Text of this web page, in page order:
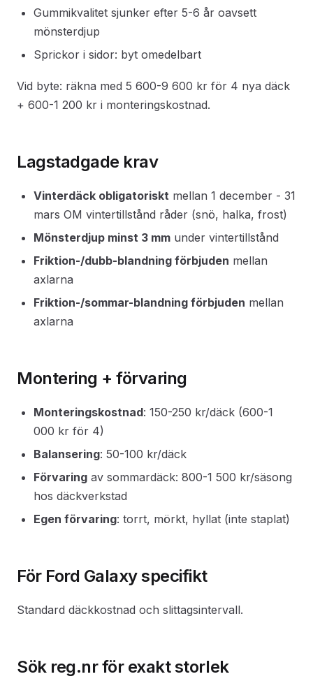
Gummikvalitet sjunker efter 5-6 år oavsett
mönsterdjup
Sprickor i sidor: byt omedelbart
Vid byte: räkna med 5 600-9 600 kr för 4 nya däck
+ 600-1 200 kr i monteringskostnad.
Lagstadgade krav
Vinterdäck obligatoriskt mellan 1 december - 31
mars OM vintertillstånd råder (snö, halka, frost)
Mönsterdjup minst 3 mm under vintertillstånd
Friktion-/dubb-blandning förbjuden mellan
axlarna
Friktion-/sommar-blandning förbjuden mellan
axlarna
Montering + förvaring
Monteringskostnad: 150-250 kr/däck (600-1
000 kr för 4)
Balansering: 50-100 kr/däck
Förvaring av sommardäck: 800-1 500 kr/säsong
hos däckverkstad
Egen förvaring: torrt, mörkt, hyllat (inte staplat)
För Ford Galaxy specifikt
Standard däckkostnad och slittagsintervall.
Sök reg.nr för exakt storlek